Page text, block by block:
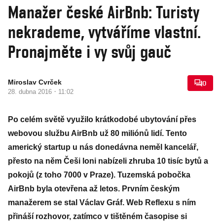
Manažer české AirBnb: Turisty
nekrademe, vytváříme vlastní.
Pronajměte i vy svůj gauč
Miroslav Cvrček
28. dubna 2016 · 11:02
0
Po celém světě využilo krátkodobé ubytování přes
webovou službu AirBnb už 80 miliónů lidí. Tento
americký startup u nás donedávna neměl kancelář,
přesto na něm Češi loni nabízeli zhruba 10 tisíc bytů a
pokojů (z toho 7000 v Praze). Tuzemská pobočka
AirBnb byla otevřena až letos. Prvním českým
manažerem se stal Václav Gráf. Web Reflexu s ním
přináší rozhovor, zatímco v tištěném časopise si